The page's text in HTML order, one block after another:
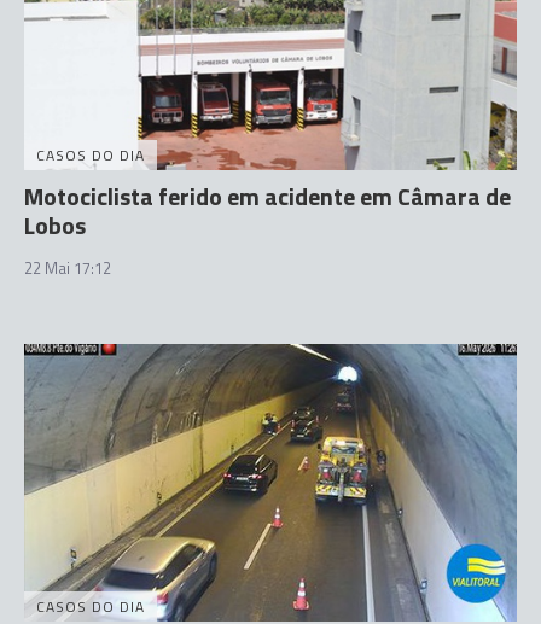
CASOS DO DIA
Motociclista ferido em acidente em Câmara de
Lobos
22 Mai 17:12
CASOS DO DIA